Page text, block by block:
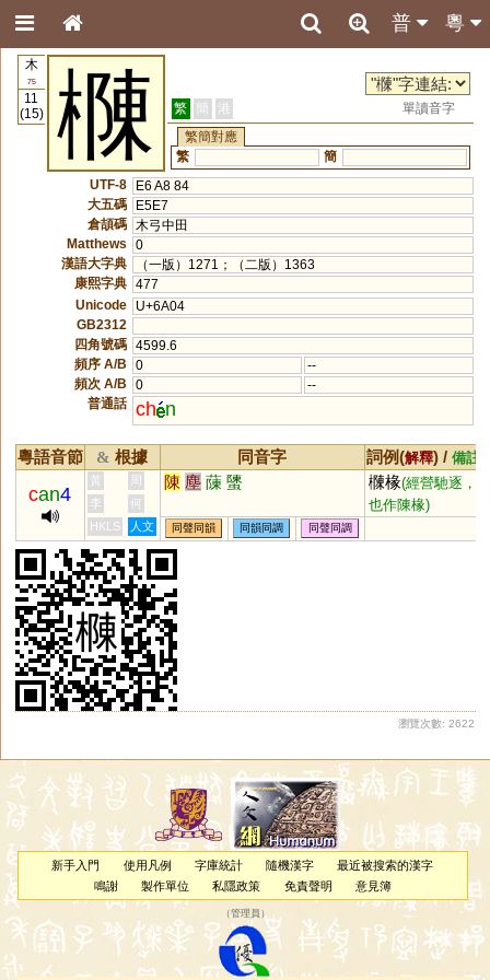
粵
普
木
75
11
(15)
樄 繁 簡 港
單讀音字
繁簡對應
繁
簡
UTF-8
E6 A8 84
大五碼
E5E7
倉頡碼
木弓中田
Matthews
0
漢語大字典
（一版）1271；（二版）1363
康熙字典 477
Unicode
U+6A04
GB2312
四角號碼 4599.6
頻序 A/B
0
--
頻次 A/B
0
--
普通話 ch n
粵語音節 & 根據 同音字 詞例(解釋) / 備註
can4
黃 周 陳 塵 蔯 螴 樄椽(經營馳逐，
也作陳椽)
李
何
HKLS
人文 同聲同韻 同韻同調 同聲同調
瀏覽次數: 2622
新手入門 使用凡例 字庫統計 隨機漢字
最近被搜索的漢字
鳴謝
製作單位 私隱政策 免責聲明 意見簿
（管理員 ）